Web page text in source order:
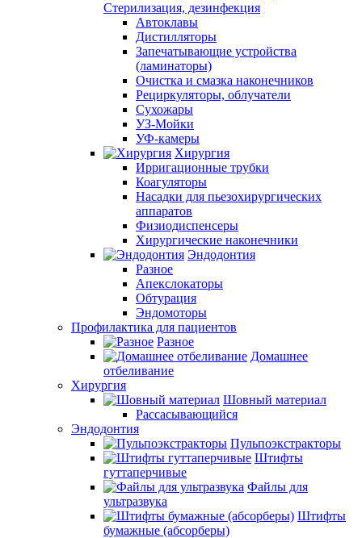
Стерилизация, дезинфекция
Автоклавы
Дистилляторы
Запечатывающие устройства
(ламинаторы)
Очистка и смазка наконечников
Рециркуляторы, облучатели
Сухожары
УЗ-Мойки
УФ-камеры
Хирургия
Ирригационные трубки
Коагуляторы
Насадки для пьезохирургических
аппаратов
Физиодиспенсеры
Хирургические наконечники
Эндодонтия
Разное
Апекслокаторы
Обтурация
Эндомоторы
Профилактика для пациентов
Разное
Домашнее
отбеливание
Хирургия
Шовный материал
Рассасывающийся
Эндодонтия
Пульпоэкстракторы
Штифты
гуттаперчивые
Файлы для
ультразвука
Штифты
бумажные (абсорберы)